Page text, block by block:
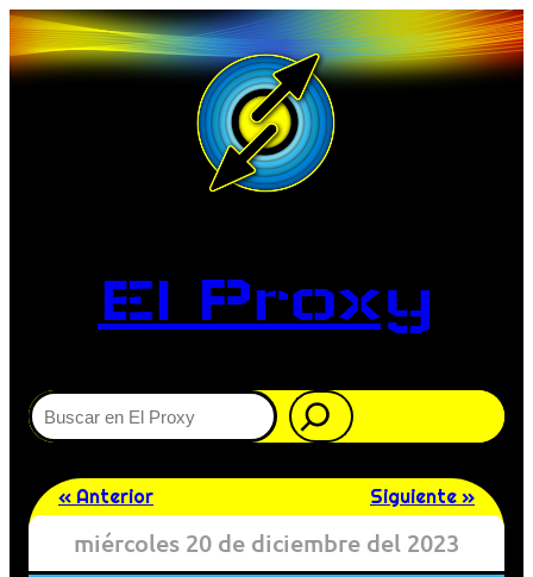
El Proxy
Buscar
« Anterior Siguiente »
miércoles 20 de diciembre del 2023